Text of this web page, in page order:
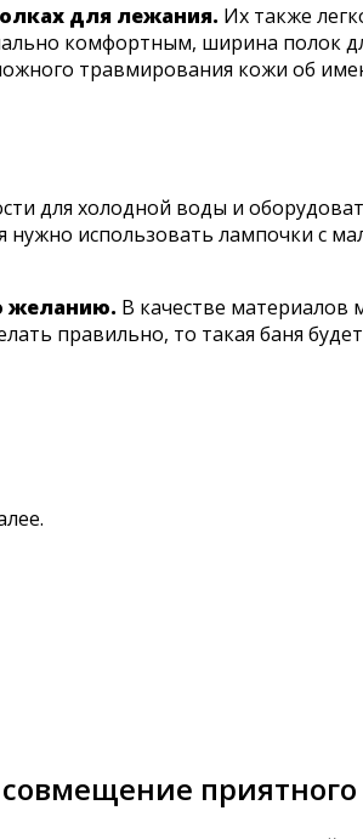
для лежания. Их также
комфортным, ширина полок
травмирования кожи об
для холодной воды и
нужно использовать лампочки
желанию. В качестве материалов
правильно, то такая баня